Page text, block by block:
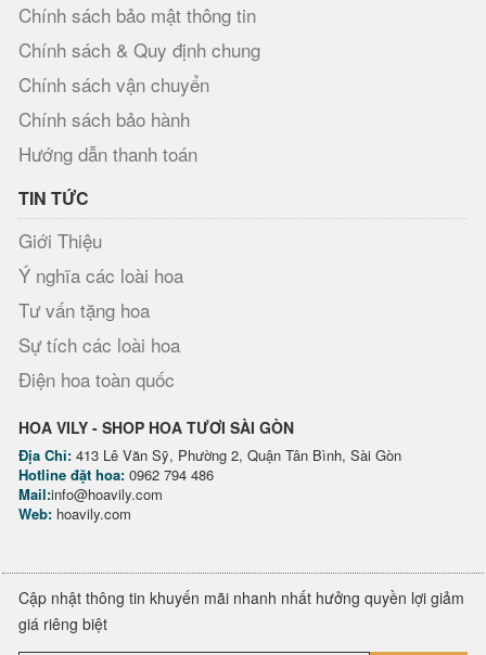
Chính sách bảo mật thông tin
Chính sách & Quy định chung
Chính sách vận chuyển
Chính sách bảo hành
Hướng dẫn thanh toán
TIN TỨC
Giới Thiệu
Ý nghĩa các loài hoa
Tư vấn tặng hoa
Sự tích các loài hoa
Điện hoa toàn quốc
HOA VILY - SHOP HOA TƯƠI SÀI GÒN
Địa Chỉ: 413 Lê Văn Sỹ, Phường 2, Quận Tân Bình, Sài Gòn
Hotline đặt hoa: 0962 794 486
Mail:info@hoavily.com
Web: hoavily.com
Cập nhật thông tin khuyến mãi nhanh nhất hưởng quyền lợi giảm
giá riêng biệt